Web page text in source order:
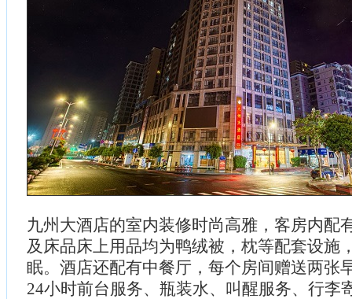
九州大酒店的室内装修时尚高雅，客房内配
及床品床上用品均为鸭绒被，枕等配套设施
眠。酒店还配有中餐厅，每个房间赠送两张
24小时前台服务、瓶装水、叫醒服务、行李